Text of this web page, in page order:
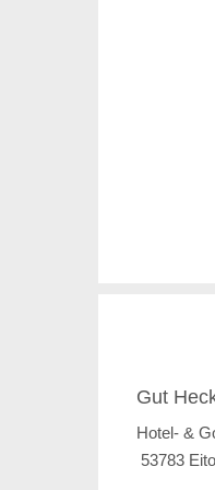
Gut
Hotel- &
53783